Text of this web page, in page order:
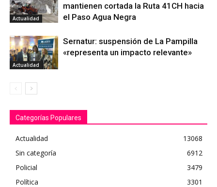
Actualidad
mantienen cortada la Ruta 41CH hacia
el Paso Agua Negra
Actualidad
Sernatur: suspensión de La Pampilla
«representa un impacto relevante»
Categorías Populares
Actualidad
13068
Sin categoría
6912
Policial
3479
Política
3301